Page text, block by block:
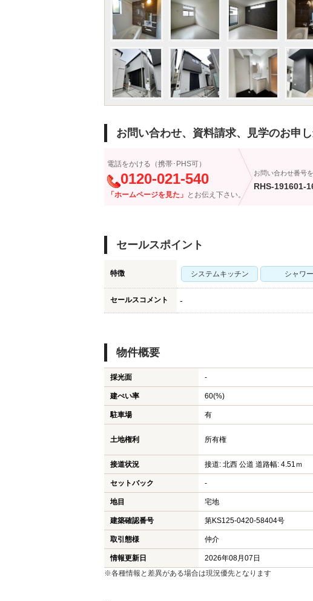
お問い合わせ、資料請求、見学のお申
電話をかける（携帯･PHS可）
0120-021-540
「ホームページを見た」 とお伝え下さい。
お問い合わせ番号
RHS-191601-
セールスポイント
特徴 システムキッチン シャワー
セールスコメント -
物件概要
採光面 -
建ぺい率 60(%)
駐車場 有
土地権利 所有権
接道状況 接道: 北西 公道 道路幅: 4.51ｍ
セットバック -
地目 宅地
建築確認番号 第KS125-0420-58404号
取引態様 仲介
情報更新日 2026年08月07日
※各種情報と差異がある場合は現況優先となります